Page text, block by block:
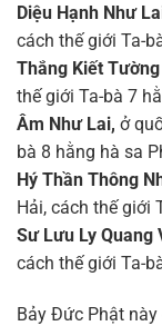
Diệu Hạnh Như
cách thế giới Ta-
Thắng Kiết
thế giới Ta-bà 7
Âm Như Lai, ở
bà 8 hằng hà sa
Hý Thần Thông
Hải, cách thế giới
Sư Lưu Ly Quang
cách thế giới Ta-
Bảy Đức Phật